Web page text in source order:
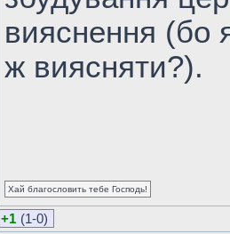
вияснення (бо
ж виясняти?).
Хай благословить тебе Господь!
+1 (1-0)